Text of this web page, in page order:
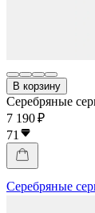
В корзину
Серебряные
7 190 ₽
71
Серебряные